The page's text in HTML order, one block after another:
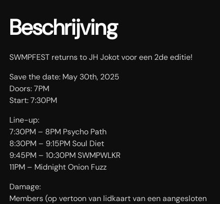
Beschrijving
SWMPFEST returns to JH Jokot voor een 2de editie!
Save the date: May 30th, 2025
Doors: 7PM
Start: 7:30PM
Line-up:
7:30PM – 8PM Psycho Path
8:30PM – 9:15PM Soul Diet
9:45PM – 10:30PM SWMPWLKR
11PM – Midnight Onion Fuzz
Damage:
Members (op vertoon van lidkaart van een aangesloten